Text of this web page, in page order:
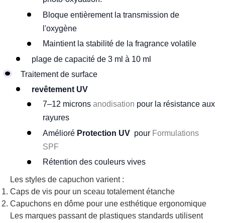
Bloque entièrement la transmission de
l'oxygène
Maintient la stabilité de la fragrance volatile
plage de capacité de 3 ml à 10 ml
Traitement de surface
revêtement UV
7–12 microns anodisation pour la résistance aux
rayures
Amélioré Protection UV pour Formulations
SPF
Rétention des couleurs vives
Les styles de capuchon varient :
Caps de vis pour un sceau totalement étanche
Capuchons en dôme pour une esthétique ergonomique
Les marques passant de plastiques standards utilisent